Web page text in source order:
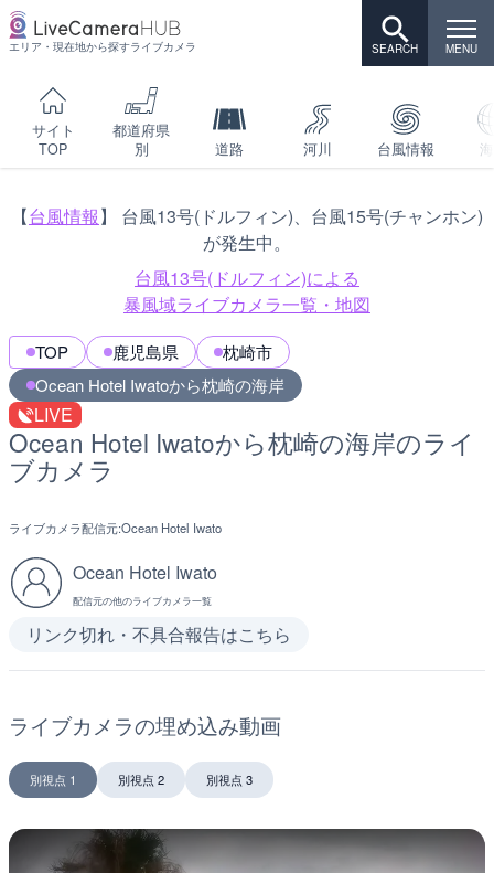
エリア・現在地から探すライブカメラ
サイト
TOP
都道府県
別
道路 河川 台風情報
【台風情報】 台風13号(ドルフィン)、台風15号(チャンホン)
が発生中。
台風13号(ドルフィン)による
暴風域ライブカメラ一覧・地図
TOP 鹿児島県
枕崎市
Ocean Hotel Iwatoから枕崎の海岸
LIVE
Ocean Hotel Iwatoから枕崎の海岸のライ
ブカメラ
ライブカメラ配信元:Ocean Hotel Iwato
Ocean Hotel Iwato
配信元の他のライブカメラ一覧
リンク切れ・不具合報告はこちら
ライブカメラの埋め込み動画
別視点 1 別視点 2 別視点 3